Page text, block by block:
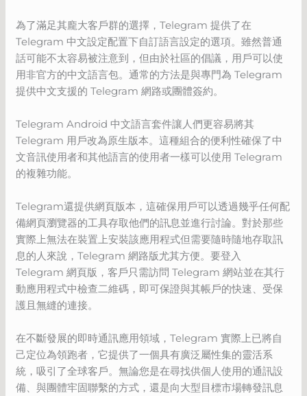
為了滿足其龐大客戶群的選擇，Telegram 提供了在
Telegram 中文設定配置下自訂語言設定的選項。雖然普通
話可能不太容易被注意到，但由於社區的倡議，用戶可以使
用非官方的中文語言包。通常的方法是與專門為 Telegram
提供中文支援的 Telegram 網路或團體簽約。
Telegram Android 中文語言套件讓人們更容易將其
Telegram 用戶改為原生版本。這種組合的便利性確保了中
文音訊使用者和其他語言的使用者一樣可以使用 Telegram
的複雜功能。
Telegram還提供網頁版本，這確保用戶可以透過幾乎任何配
備網頁瀏覽器的工具存取他們的訊息並進行討論。對於那些
實際上無法在裝置上安裝該應用程式但需要隨時隨地存取訊
息的人來說，Telegram 網路版尤其方便。要登入
Telegram 網頁版，客戶只需訪問 Telegram 網站並在其行
動應用程式中檢查二維碼，即可保證與其帳戶的快速、受保
護且無縫的連接。
在不斷發展的即時通訊應用領域，Telegram 實際上已將自
己定位為領跑者，它提供了一個具有廣泛屬性集的靈活系
統，吸引了全球客戶。無論您是在尋找供個人使用的通訊設
備、與團體牢固聯繫的方式，還是向大型目標市場轉發訊息